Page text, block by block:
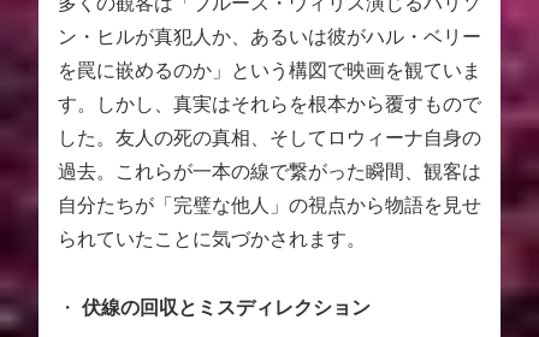
ン・ヒルが真犯人か、あるいは彼がハル・ベリー
を罠に嵌めるのか」という構図で映画を観ていま
す。しかし、真実はそれらを根本から覆すもので
した。友人の死の真相、そしてロウィーナ自身の
過去。これらが一本の線で繋がった瞬間、観客は
自分たちが「完璧な他人」の視点から物語を見せ
られていたことに気づかされます。
・ 伏線の回収とミスディレクション